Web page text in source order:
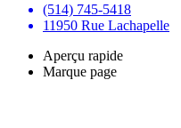
(514) 745-5418
11950 Rue Lachapelle
Aperçu rapide
Marque page